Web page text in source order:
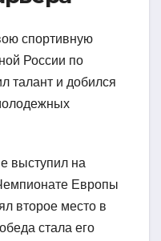
спортивную
России по
талант и добился
выступил на
Европы
второе место в
стала его